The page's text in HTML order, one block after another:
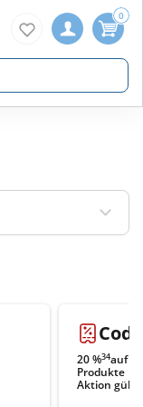
0
20 %34auf
Produkte
Aktion